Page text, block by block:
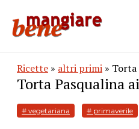
Ricette » altri primi » Torta
Torta Pasqualina
# vegetariana # primaverile